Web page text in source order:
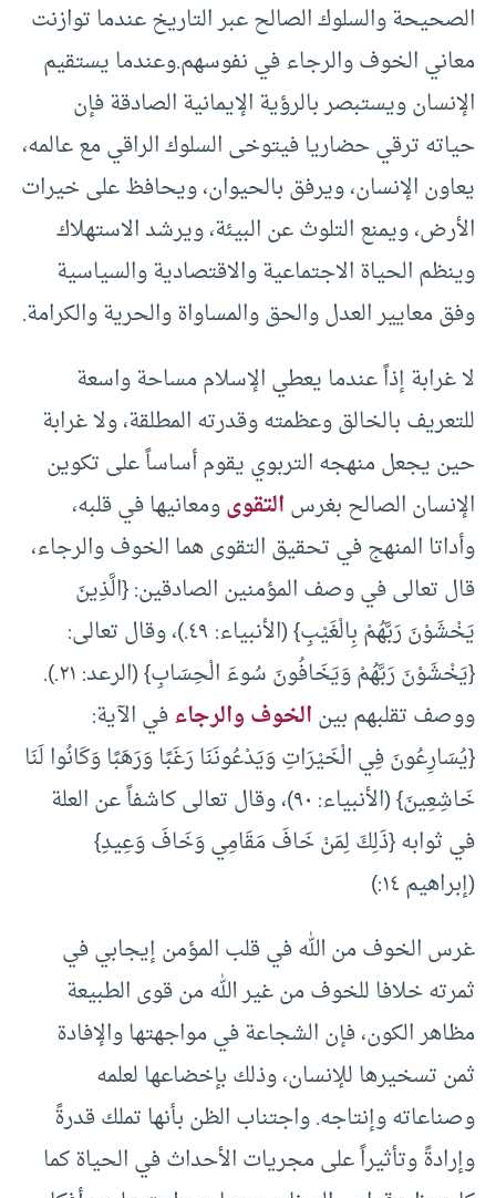
الصحيحة والسلوك الصالح عبر التاريخ عندما توازنت
معاني الخوف والرجاء في نفوسهم.وعندما يستقيم
الإنسان ويستبصر بالرؤية الإيمانية الصادقة فإن
حياته ترقي حضاريا فيتوخى السلوك الراقي مع عالمه،
يعاون الإنسان، ويرفق بالحيوان، ويحافظ على خيرات
الأرض، ويمنع التلوث عن البيئة، ويرشد الاستهلاك
وينظم الحياة الاجتماعية والاقتصادية والسياسية
وفق معايير العدل والحق والمساواة والحرية والكرامة.
لا غرابة إذاً عندما يعطي الإسلام مساحة واسعة
للتعريف بالخالق وعظمته وقدرته المطلقة، ولا غرابة
حين يجعل منهجه التربوي يقوم أساساً على تكوين
الإنسان الصالح بغرسالتقوىومعانيها في قلبه،
وأداتا المنهج في تحقيق التقوى هما الخوف والرجاء،
قال تعالى في وصف المؤمنين الصادقين: {الَّذِينَ
يَخْشَوْنَ رَبَّهُمْ بِالْغَيْبِ} (الأنبياء: ٤٩.)، وقال تعالى:
{يَخْشَوْنَ رَبَّهُمْ وَيَخَافُونَ سُوءَ الْحِسَابِ} (الرعد: ٢١.).
ووصف تقلبهم بينالخوف والرجاءفي الآية:
{يُسَارِعُونَ فِي الْخَيْرَاتِ وَيَدْعُونَنَا رَغَبًا وَرَهَبًا وَكَانُوا لَنَا
خَاشِعِينَ} (الأنبياء: ٩٠)، وقال تعالى كاشفاً عن العلة
في ثوابه {ذَلِكَ لِمَنْ خَافَ مَقَامِي وَخَافَ وَعِيدِ}
(إبراهيم ١٤:)
غرس الخوف من الله في قلب المؤمن إيجابي في
ثمرته خلافا للخوف من غير الله من قوى الطبيعة
مظاهر الكون، فإن الشجاعة في مواجهتها والإفادة
ثمن تسخيرها للإنسان، وذلك بإخضاعها لعلمه
وصناعاته وإنتاجه. واجتناب الظن بأنها تملك قدرةً
وإرادةً وتأثيراً على مجريات الأحداث في الحياة كما